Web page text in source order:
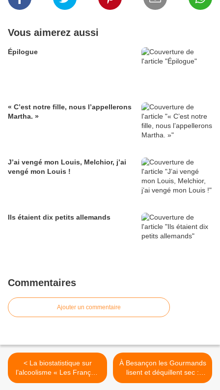
Vous aimerez aussi
Épilogue
« C’est notre fille, nous l’appellerons
Martha. »
J’ai vengé mon Louis, Melchior, j’ai
vengé mon Louis !
Ils étaient dix petits allemands
Commentaires
Ajouter un commentaire
< La biostatistique sur
l’alcoolisme « Les Français
boivent trop ! » ou l’art
À Besançon les Gourmands
lisent et déquillent sec :
exclusif le taulier enquête